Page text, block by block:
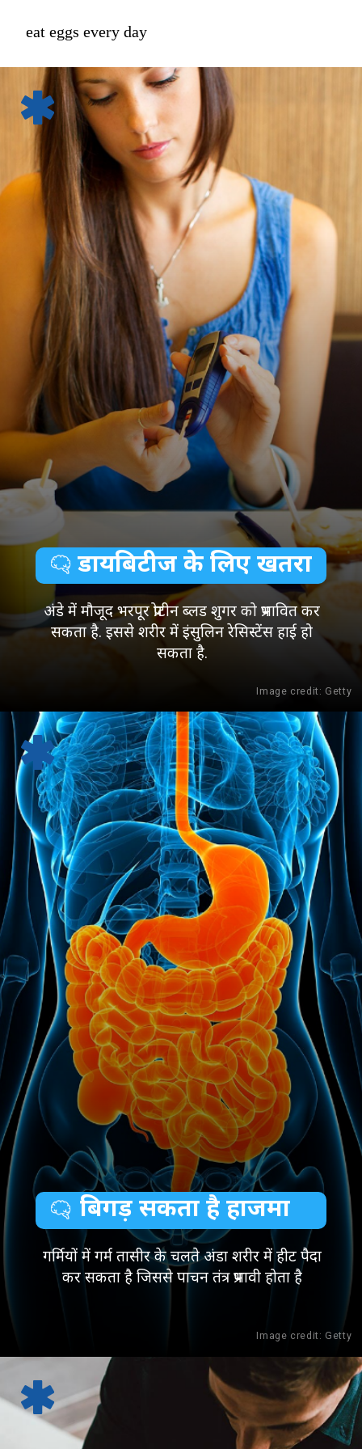
eat eggs every day
डायबिटीज के लिए खतरा
अंडे में मौजूद भरपूर प्रोटीन ब्लड शुगर को प्रभावित कर
सकता है. इससे शरीर में इंसुलिन रेसिस्टेंस हाई हो
सकता है.
Image credit: Getty
बिगड़ सकता है हाजमा
गर्मियों में गर्म तासीर के चलते अंडा शरीर में हीट पैदा
कर सकता है जिससे पाचन तंत्र प्रभावी होता है
Image credit: Getty